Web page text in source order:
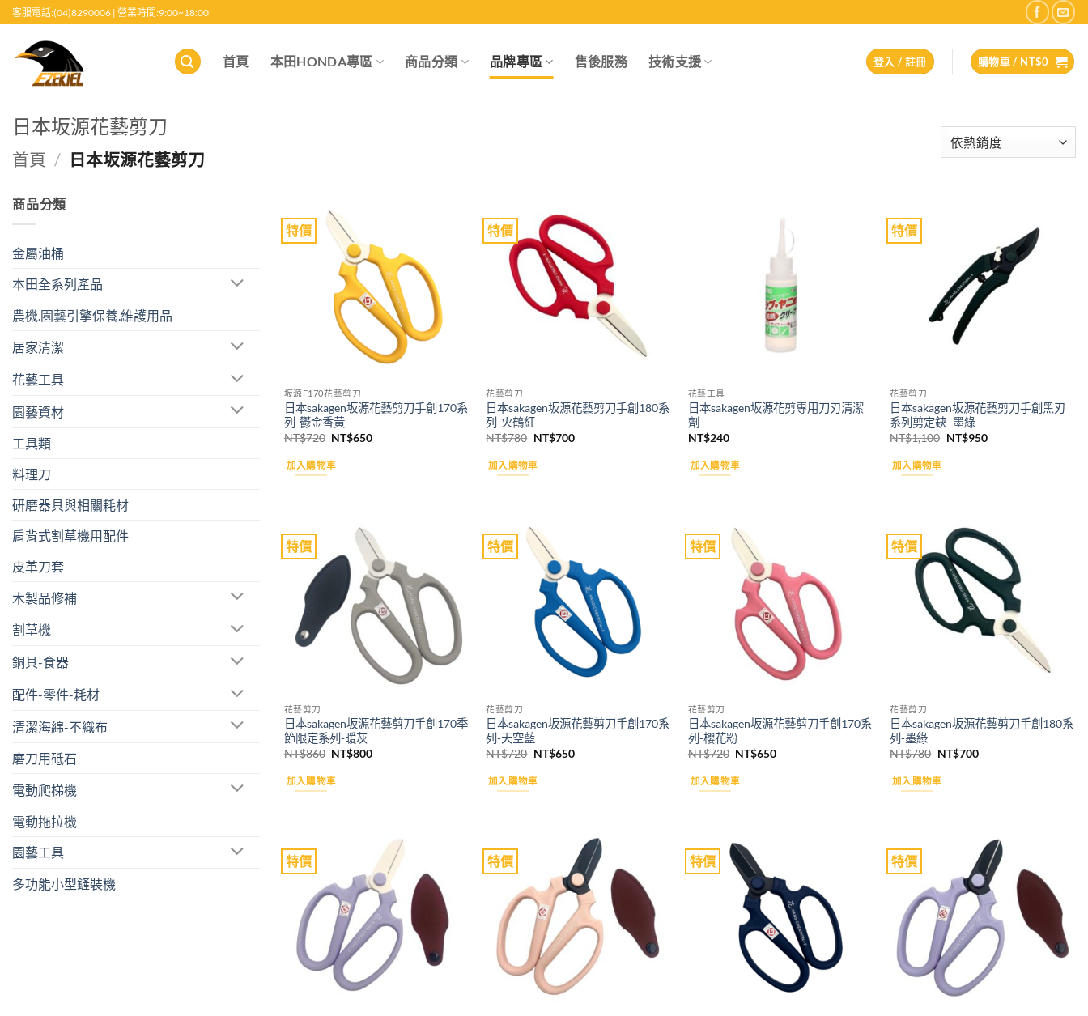
至
客服電話:(04)8290006 | 營業時間:9:00~18:00
首頁 本田HONDA專區 商品分類 品牌專區 售後服務 技術支援 登入 / 註冊 購物車 / NT$0
日本坂源花藝剪刀
首頁 / 日本坂源花藝剪刀
商品分類
金屬油桶
本田全系列產品
農機.園藝引擎保養.維護用品
居家清潔
花藝工具
園藝資材
工具類
料理刀
研磨器具與相關耗材
肩背式割草機用配件
皮革刀套
木製品修補
割草機
銅具-食器
配件-零件-耗材
清潔海綿-不織布
磨刀用砥石
電動爬梯機
電動拖拉機
園藝工具
多功能小型鏟裝機
特價
坂源F170花藝剪刀
日本sakagen坂源花藝剪刀手創170系
列-鬱金香黃
NT$720 原
價
格：
NT$650目
加入購物車
特價
花藝剪刀
日本sakagen坂源花藝剪刀手創180系
列-火鶴紅
NT$780 原
價
格：
NT$700目
加入購物車
花藝工具
日本sakagen坂源花剪專用刀刃清潔
劑
NT$240
加入購物車
特價
Add to
wishlist
花藝剪刀
日本sakagen坂源花藝剪刀手創黑刃
系列剪定鋏 -墨綠
NT$1,100 原
NT$950目
加入購物車
特價
花藝剪刀
日本sakagen坂源花藝剪刀手創170季
節限定系列-暖灰
NT$860 原
價
格：
NT$800目
加入購物車
特價
花藝剪刀
日本sakagen坂源花藝剪刀手創170系
列-天空藍
NT$720 原
價
格：
NT$650目
加入購物車
特價
花藝剪刀
日本sakagen坂源花藝剪刀手創170系
列-櫻花粉
NT$720 原
價
格：
NT$650目
加入購物車
特價
花藝剪刀
日本sakagen坂源花藝剪刀手創180系
列-墨綠
NT$780 原
價
格：
NT$700目
加入購物車
特價
wishlist
特價
wishlist
特價 特價
wishlist